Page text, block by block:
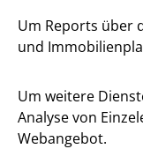
Um Reports über
und
Um weitere
Analyse von
Webangebot.